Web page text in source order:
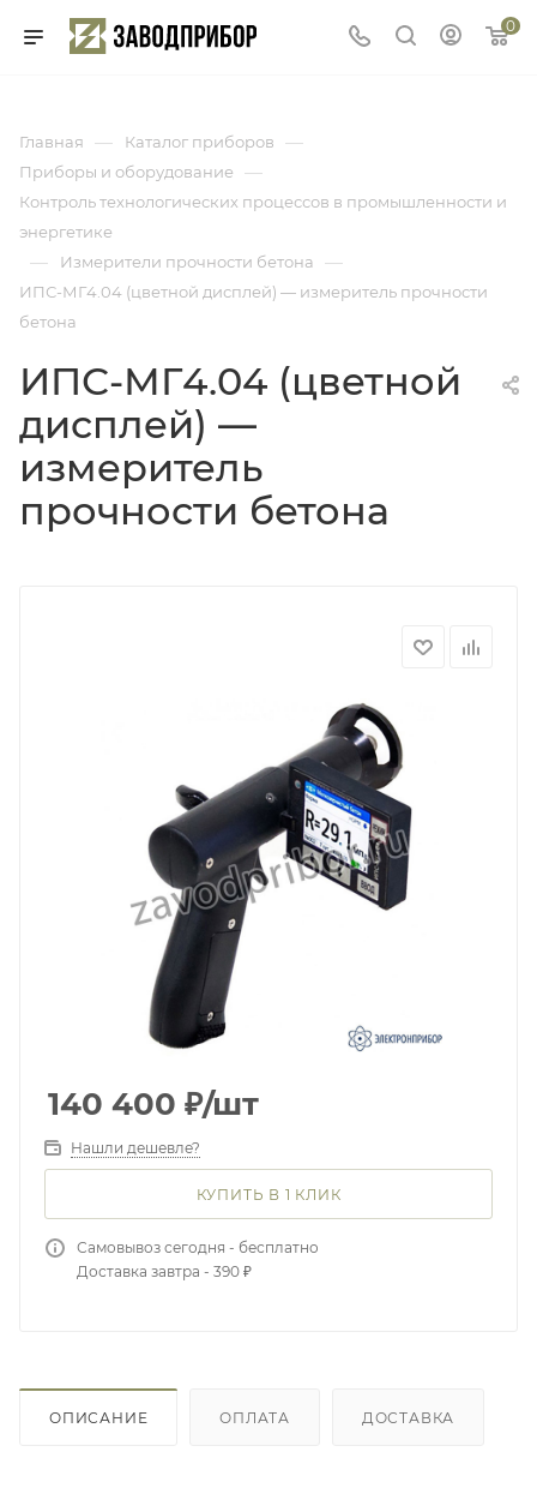
0
Главная — Каталог приборов —
Приборы и оборудование —
Контроль технологических процессов в промышленности и
энергетике
— Измерители прочности бетона —
ИПС-МГ4.04 (цветной дисплей) — измеритель прочности
бетона
ИПС-МГ4.04 (цветной
дисплей) —
измеритель
прочности бетона
140 400 ₽/шт
Нашли дешевле?
КУПИТЬ В 1 КЛИК
Самовывоз сегодня - бесплатно
Доставка завтра - 390 ₽
ОПИСАНИЕ ОПЛАТА ДОСТАВКА